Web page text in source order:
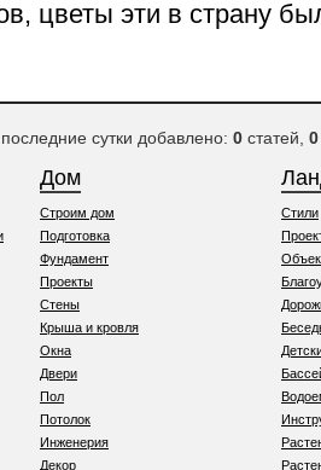
цветы эти в страну
сутки добавлено: 0 статей, 0
Дом
Строим дом
Подготовка
Фундамент
Проекты
Стены
Крыша и кровля
Окна
Двери
Пол
Потолок
Инженерия
Декор
Стили